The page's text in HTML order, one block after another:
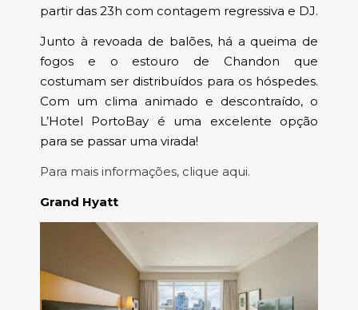
partir das 23h com contagem regressiva e DJ.
Junto à revoada de balões, há a queima de
fogos e o estouro de Chandon que
costumam ser distribuídos para os hóspedes.
Com um clima animado e descontraído, o
L’Hotel PortoBay é uma excelente opção
para se passar uma virada!
Para mais informações, clique aqui.
Grand Hyatt